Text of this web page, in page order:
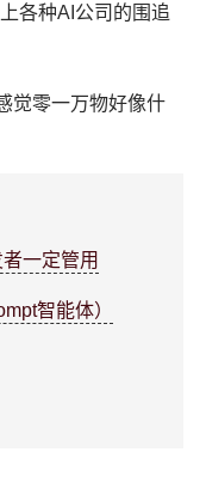
各种AI公司的围追
觉零一万物好像什
一定管用
智能体）